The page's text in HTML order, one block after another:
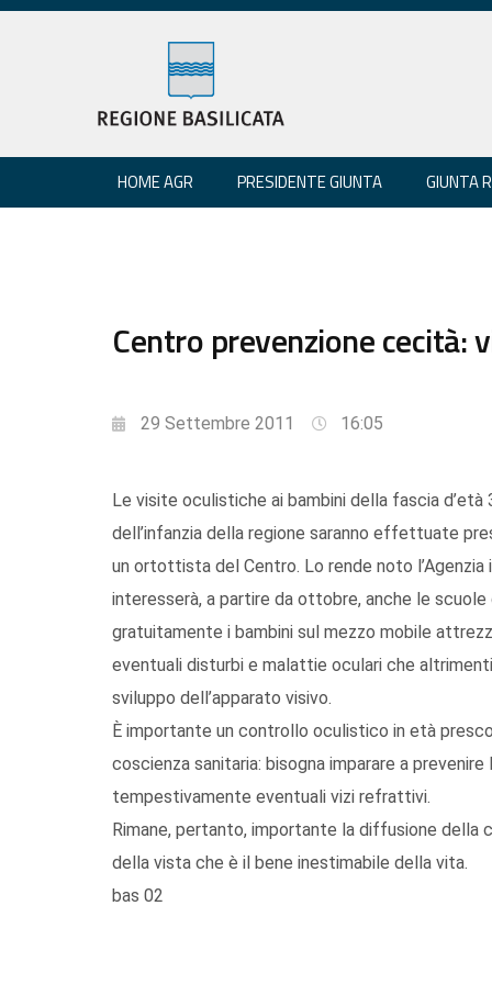
HOME AGR PRESIDENTE GIUNTA GIUNTA
Centro prevenzione
29 Settembre 2011 16:05
Le visite oculistiche ai bambini della fascia
dell’infanzia della regione saranno effettuate
un ortottista del Centro. Lo rende noto l’Agenzia
interesserà, a partire da ottobre, anche le
gratuitamente i bambini sul mezzo mobile
eventuali disturbi e malattie oculari che
sviluppo dell’apparato visivo.
È importante un controllo oculistico in età
coscienza sanitaria: bisogna imparare a
tempestivamente eventuali vizi refrattivi.
Rimane, pertanto, importante la diffusione della
della vista che è il bene inestimabile della vita.
bas 02